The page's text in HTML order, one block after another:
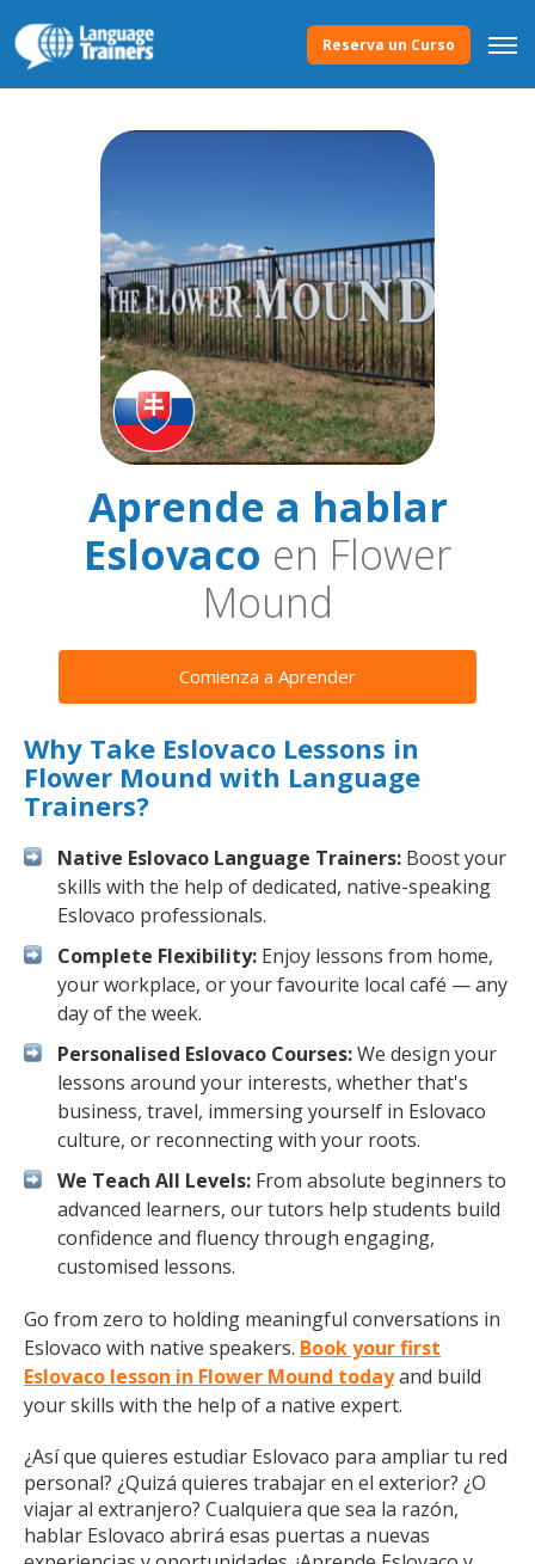
Reserva un Curso
Aprende a hablar
Eslovaco en Flower
Mound
Comienza a Aprender
Why Take Eslovaco Lessons in
Flower Mound with Language
Trainers?
Native Eslovaco Language Trainers: Boost your
skills with the help of dedicated, native-speaking
Eslovaco professionals.
Complete Flexibility: Enjoy lessons from home,
your workplace, or your favourite local café — any
day of the week.
Personalised Eslovaco Courses:We design your
lessons around your interests, whether that's
business, travel, immersing yourself in Eslovaco
culture, or reconnecting with your roots.
We Teach All Levels: From absolute beginners to
advanced learners, our tutors help students build
confidence and fluency through engaging,
customised lessons.
Go from zero to holding meaningful conversations in
Eslovaco with native speakers. Book your first
Eslovaco lesson in Flower Mound todayand build
your skills with the help of a native expert.
¿Así que quieres estudiar Eslovaco para ampliar tu red
personal? ¿Quizá quieres trabajar en el exterior? ¿O
viajar al extranjero? Cualquiera que sea la razón,
hablar Eslovaco abrirá esas puertas a nuevas